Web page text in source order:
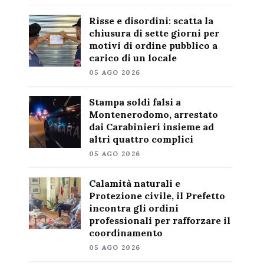
Risse e disordini: scatta la
chiusura di sette giorni per
motivi di ordine pubblico a
carico di un locale
05 AGO 2026
Stampa soldi falsi a
Montenerodomo, arrestato
dai Carabinieri insieme ad
altri quattro complici
05 AGO 2026
Calamità naturali e
Protezione civile, il Prefetto
incontra gli ordini
professionali per rafforzare il
coordinamento
05 AGO 2026